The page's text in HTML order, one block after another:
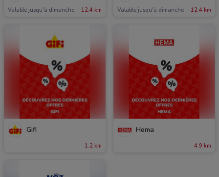
Valable jusqu'à dimanche 12.4 km Valable jusqu'à dimanche 12.4 km
Gifi
1.2 km
Hema
4.9 km